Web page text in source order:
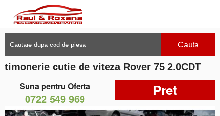
Cauta
timonerie cutie de viteza Rover 75 2.0CDT
Suna pentru Oferta
0722 549 969 Pret